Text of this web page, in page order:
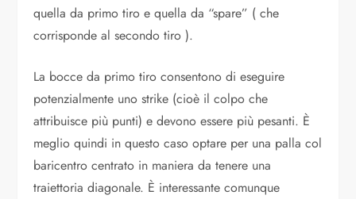
quella da primo tiro e quella da “spare” ( che
corrisponde al secondo tiro ).
La bocce da primo tiro consentono di eseguire
potenzialmente uno strike (cioè il colpo che
attribuisce più punti) e devono essere più pesanti. È
meglio quindi in questo caso optare per una palla col
baricentro centrato in maniera da tenere una
traiettoria diagonale. È interessante comunque